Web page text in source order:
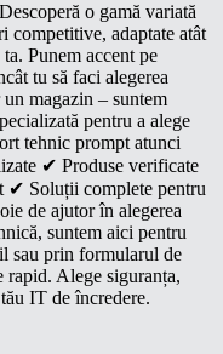
o gamă variată
competitive, adaptate atât
Punem accent pe
tu să faci alegerea
magazin – suntem
pentru a alege
tehnic prompt atunci
✔ Produse verificate
✔ Soluții complete pentru
de ajutor în alegerea
suntem aici pentru
sau prin formularul de
rapid. Alege siguranța,
IT de încredere.